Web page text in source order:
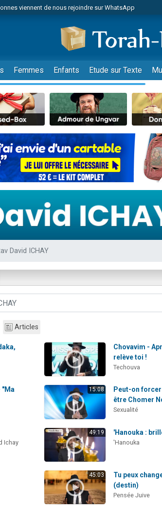
viennent de nous rejoindre sur WhatsApp
personnes viennent de faire un don pour Événements
personnes viennent de faire un don pour Tsédaka :
viennent de nous rejoindre sur WhatsApp
viennent de demander une bénédiction
viennent de faire un don pour Diane, 80 ans,
49 places pour étudier en groupe sur Zoom
viennent de nous rejoindre sur WhatsApp
viennent de demander une bénédiction
49 places pour étudier en groupe sur Zoom
viennent de nous rejoindre sur WhatsApp
viennent de nous rejoindre sur WhatsApp
viennent de faire un don pour 1 Journée de
viennent de demander une bénédiction
viennent de nous rejoindre sur WhatsApp
de donner son Maasser
de donner son Maasser
Femmes Enfants Etude sur Texte
David ICHAY
Articles
Chovavim -
relève toi !
Techouva
"Ma
15:08
Peut-on
être Chomer
Sexualité
Ichay
49:19 'Hanouka :
'Hanouka
45:03
Tu peux
(destin)
Pensée Juive